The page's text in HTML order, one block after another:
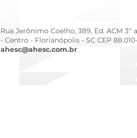
Rua Jerônimo Coelho, 389, Ed. ACM 3º
- Centro - Florianópolis - SC CEP
ahesc@ahesc.com.br